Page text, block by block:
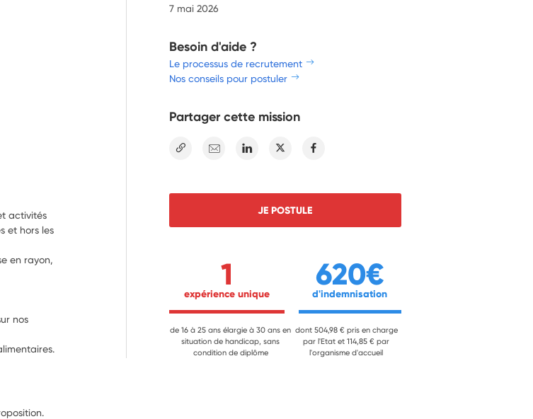
activités
et hors les
en rayon,
nos
7 mai 2026
Besoin d'aide ?
Le processus de recrutement
Nos conseils pour postuler
Partager cette mission
E-mail Linkedin Twitter
JE POSTULE
1
expérience unique
de 16 à 25 ans élargie à 30 ans en
situation de handicap, sans
condition de diplôme
620€
d'indemnisation
dont 504,98 € pris en charge
par l'Etat et 114,85 € par
l'organisme d'accueil